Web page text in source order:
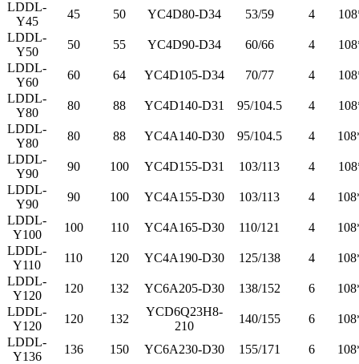
LDDL-
Y45
45 50 YC4D80-D34 53/59 4
LDDL-
Y50
50 55 YC4D90-D34 60/66 4
LDDL-
Y60
60 64 YC4D105-D34 70/77 4
LDDL-
Y80
80 88 YC4D140-D31 95/104.5 4
LDDL-
Y80
80 88 YC4A140-D30 95/104.5 4
LDDL-
Y90
90 100 YC4D155-D31 103/113 4
LDDL-
Y90
90 100 YC4A155-D30 103/113 4
LDDL-
Y100
100 110 YC4A165-D30 110/121 4
LDDL-
Y110
110 120 YC4A190-D30 125/138 4
LDDL-
Y120
120 132 YC6A205-D30 138/152 6
LDDL-
Y120
120 132
YCD6Q23H8-
210
140/155 6
LDDL-
Y136
136 150 YC6A230-D30 155/171 6